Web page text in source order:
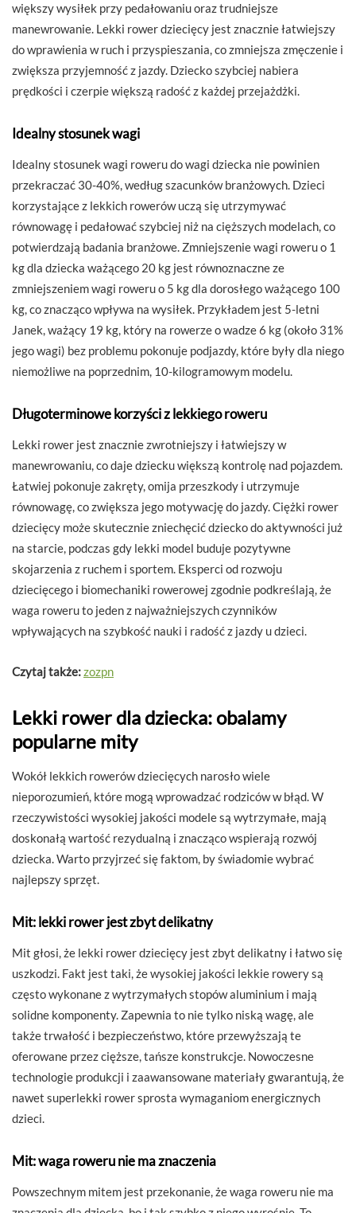
większy wysiłek przy pedałowaniu oraz trudniejsze
manewrowanie. Lekki rower dziecięcy jest znacznie łatwiejszy
do wprawienia w ruch i przyspieszania, co zmniejsza zmęczenie i
zwiększa przyjemność z jazdy. Dziecko szybciej nabiera
prędkości i czerpie większą radość z każdej przejażdżki.
Idealny stosunek wagi
Idealny stosunek wagi roweru do wagi dziecka nie powinien
przekraczać 30-40%, według szacunków branżowych. Dzieci
korzystające z lekkich rowerów uczą się utrzymywać
równowagę i pedałować szybciej niż na cięższych modelach, co
potwierdzają badania branżowe. Zmniejszenie wagi roweru o 1
kg dla dziecka ważącego 20 kg jest równoznaczne ze
zmniejszeniem wagi roweru o 5 kg dla dorosłego ważącego 100
kg, co znacząco wpływa na wysiłek. Przykładem jest 5-letni
Janek, ważący 19 kg, który na rowerze o wadze 6 kg (około 31%
jego wagi) bez problemu pokonuje podjazdy, które były dla niego
niemożliwe na poprzednim, 10-kilogramowym modelu.
Długoterminowe korzyści z lekkiego roweru
Lekki rower jest znacznie zwrotniejszy i łatwiejszy w
manewrowaniu, co daje dziecku większą kontrolę nad pojazdem.
Łatwiej pokonuje zakręty, omija przeszkody i utrzymuje
równowagę, co zwiększa jego motywację do jazdy. Ciężki rower
dziecięcy może skutecznie zniechęcić dziecko do aktywności już
na starcie, podczas gdy lekki model buduje pozytywne
skojarzenia z ruchem i sportem. Eksperci od rozwoju
dziecięcego i biomechaniki rowerowej zgodnie podkreślają, że
waga roweru to jeden z najważniejszych czynników
wpływających na szybkość nauki i radość z jazdy u dzieci.
Czytaj także:zozpn
Lekki rower dla dziecka: obalamy
popularne mity
Wokół lekkich rowerów dziecięcych narosło wiele
nieporozumień, które mogą wprowadzać rodziców w błąd. W
rzeczywistości wysokiej jakości modele są wytrzymałe, mają
doskonałą wartość rezydualną i znacząco wspierają rozwój
dziecka. Warto przyjrzeć się faktom, by świadomie wybrać
najlepszy sprzęt.
Mit: lekki rower jest zbyt delikatny
Mit głosi, że lekki rower dziecięcy jest zbyt delikatny i łatwo się
uszkodzi. Fakt jest taki, że wysokiej jakości lekkie rowery są
często wykonane z wytrzymałych stopów aluminium i mają
solidne komponenty. Zapewnia to nie tylko niską wagę, ale
także trwałość i bezpieczeństwo, które przewyższają te
oferowane przez cięższe, tańsze konstrukcje. Nowoczesne
technologie produkcji i zaawansowane materiały gwarantują, że
nawet superlekki rower sprosta wymaganiom energicznych
dzieci.
Mit: waga roweru nie ma znaczenia
Powszechnym mitem jest przekonanie, że waga roweru nie ma